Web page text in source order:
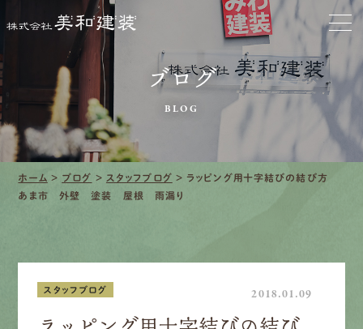
お家をきれいに
会社をきれいに
クリーニング
施工事例
会社案内
ブログ
BLOG
ホーム > ブログ > スタッフブログ >ラッピング用十字結びの結び方
あま市 外壁 塗装 屋根 雨漏り
スタッフブログ 2018.01.09